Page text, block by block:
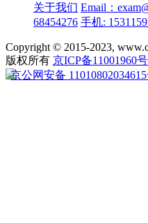
关于我们 Email：
68454276 手机:
Copyright © 2015-2023,
版权所有 京ICP备11001960
京公网安备